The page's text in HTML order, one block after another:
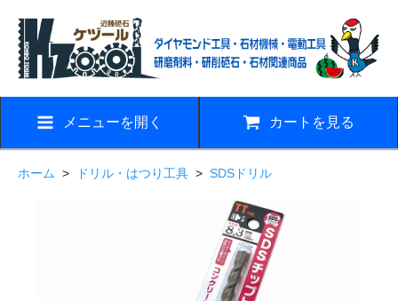
メニューを開く カートを見る
ホーム > ドリル・はつり工具 > SDSドリル